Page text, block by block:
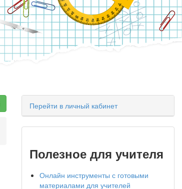
Перейти в личный кабинет
Полезное для учителя
Онлайн инструменты с готовыми
материалами для учителей